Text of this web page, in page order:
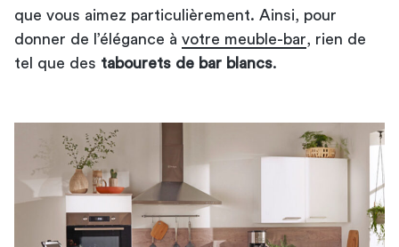
que vous aimez particulièrement. Ainsi, pour
donner de l’élégance à votre meuble-bar , rien de
tel que des tabourets de bar blancs.